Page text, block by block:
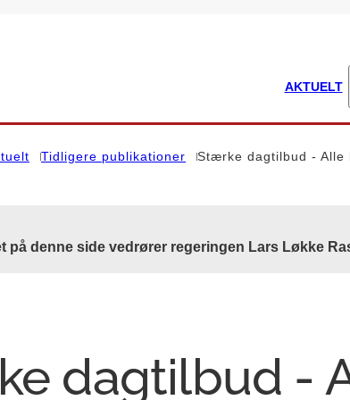
AKTUELT
Tidligere publikationer Stærke dagtilbud -
på denne side vedrører regeringen Lars Løkke
dagtilbud -